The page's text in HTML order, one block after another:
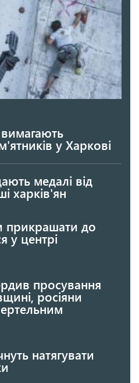
вимагають
у Харкові
медалі від
харків'ян
прикрашати до
у центрі
просування
росіяни
натягувати